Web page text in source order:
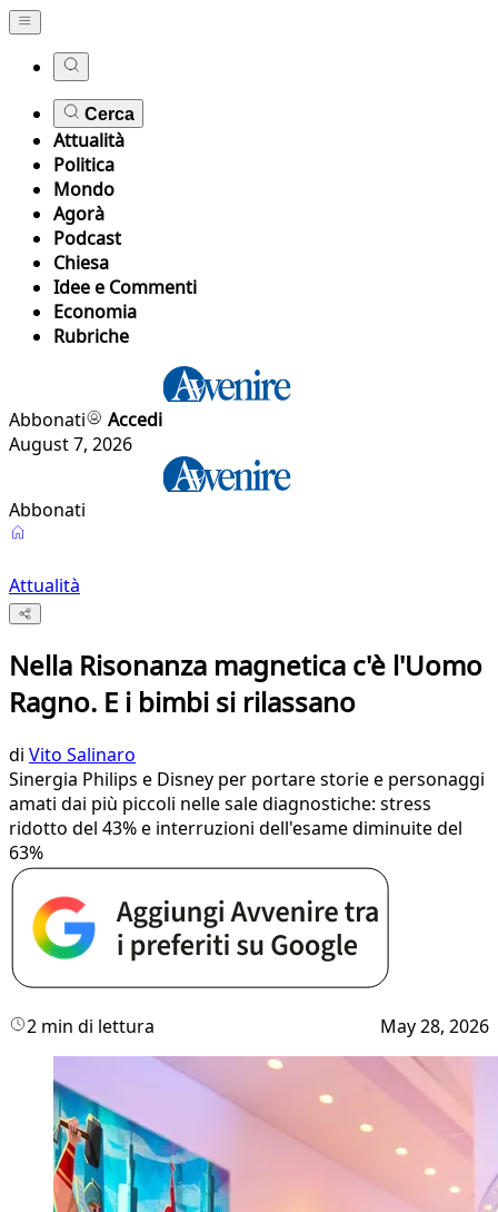
Cerca
Attualità
Politica
Mondo
Agorà
Podcast
Chiesa
Idee e Commenti
Economia
Rubriche
Abbonati
Accedi
August 7, 2026
Abbonati
Attualità
Nella Risonanza magnetica c'è l'Uomo
Ragno. E i bimbi si rilassano
di Vito Salinaro
Sinergia Philips e Disney per portare storie e personaggi
amati dai più piccoli nelle sale diagnostiche: stress
ridotto del 43% e interruzioni dell'esame diminuite del
63%
2 min di lettura May 28, 2026